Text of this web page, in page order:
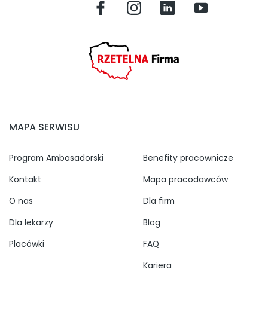
MAPA SERWISU
Program Ambasadorski
Kontakt
O nas
Dla lekarzy
Placówki
Benefity pracownicze
Mapa pracodawców
Dla firm
Blog
FAQ
Kariera